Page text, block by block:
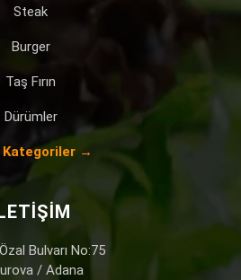
Steak
Burger
Taş Fırın
Dürümler
Kategoriler →
Bulvarı No:75
/ Adana